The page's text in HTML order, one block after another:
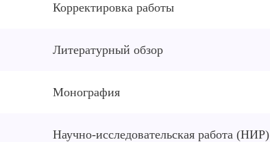
Корректировка работы
Литературный обзор
Монография
Научно-исследовательская работа (НИР)